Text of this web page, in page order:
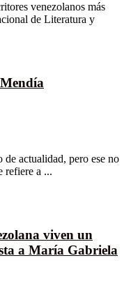
venezolanos más
de Literatura y
actualidad, pero ese no
refiere a ...
viven un
a María Gabriela